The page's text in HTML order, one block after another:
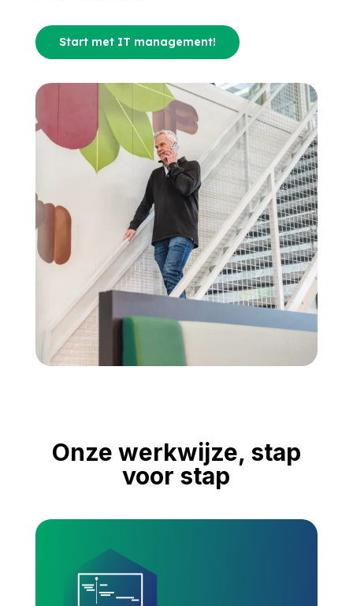
Start met IT management!
Onze werkwijze, stap
voor stap